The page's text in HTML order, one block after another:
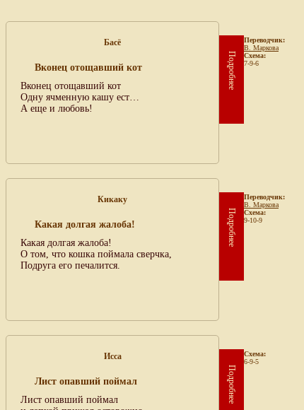
Басё
Вконец отощавший кот
Вконец отощавший кот
Одну ячменную кашу ест…
А еще и любовь!
Подробнее
Переводчик:
В. Маркова
Схема:
7-9-6
Кикаку
Какая долгая жалоба!
Какая долгая жалоба!
О том, что кошка поймала сверчка,
Подруга его печалится.
Подробнее
Переводчик:
В. Маркова
Схема:
9-10-9
Исса
Лист опавший поймал
Лист опавший поймал
Подробнее
Схема:
6-9-5